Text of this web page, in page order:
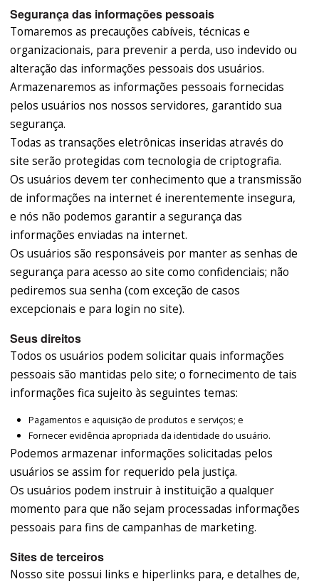
Segurança das informações pessoais
Tomaremos as precauções cabíveis, técnicas e
organizacionais, para prevenir a perda, uso indevido ou
alteração das informações pessoais dos usuários.
Armazenaremos as informações pessoais fornecidas
pelos usuários nos nossos servidores, garantido sua
segurança.
Todas as transações eletrônicas inseridas através do
site serão protegidas com tecnologia de criptografia.
Os usuários devem ter conhecimento que a transmissão
de informações na internet é inerentemente insegura,
e nós não podemos garantir a segurança das
informações enviadas na internet.
Os usuários são responsáveis por manter as senhas de
segurança para acesso ao site como confidenciais; não
pediremos sua senha (com exceção de casos
excepcionais e para login no site).
Seus direitos
Todos os usuários podem solicitar quais informações
pessoais são mantidas pelo site; o fornecimento de tais
informações fica sujeito às seguintes temas:
Pagamentos e aquisição de produtos e serviços; e
Fornecer evidência apropriada da identidade do usuário.
Podemos armazenar informações solicitadas pelos
usuários se assim for requerido pela justiça.
Os usuários podem instruir à instituição a qualquer
momento para que não sejam processadas informações
pessoais para fins de campanhas de marketing.
Sites de terceiros
Nosso site possui links e hiperlinks para, e detalhes de,